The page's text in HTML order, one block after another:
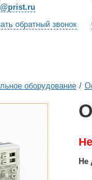
обратный звонок
оборудование /
Не